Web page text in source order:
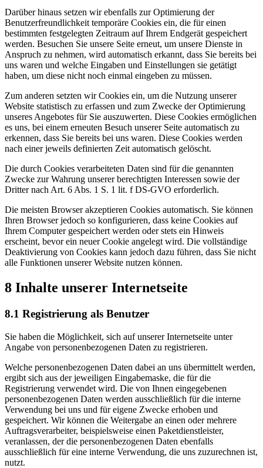
Darüber hinaus setzen wir ebenfalls zur Optimierung der
Benutzerfreundlichkeit temporäre Cookies ein, die für einen
bestimmten festgelegten Zeitraum auf Ihrem Endgerät gespeichert
werden. Besuchen Sie unsere Seite erneut, um unsere Dienste in
Anspruch zu nehmen, wird automatisch erkannt, dass Sie bereits bei
uns waren und welche Eingaben und Einstellungen sie getätigt
haben, um diese nicht noch einmal eingeben zu müssen.
Zum anderen setzten wir Cookies ein, um die Nutzung unserer
Website statistisch zu erfassen und zum Zwecke der Optimierung
unseres Angebotes für Sie auszuwerten. Diese Cookies ermöglichen
es uns, bei einem erneuten Besuch unserer Seite automatisch zu
erkennen, dass Sie bereits bei uns waren. Diese Cookies werden
nach einer jeweils definierten Zeit automatisch gelöscht.
Die durch Cookies verarbeiteten Daten sind für die genannten
Zwecke zur Wahrung unserer berechtigten Interessen sowie der
Dritter nach Art. 6 Abs. 1 S. 1 lit. f DS-GVO erforderlich.
Die meisten Browser akzeptieren Cookies automatisch. Sie können
Ihren Browser jedoch so konfigurieren, dass keine Cookies auf
Ihrem Computer gespeichert werden oder stets ein Hinweis
erscheint, bevor ein neuer Cookie angelegt wird. Die vollständige
Deaktivierung von Cookies kann jedoch dazu führen, dass Sie nicht
alle Funktionen unserer Website nutzen können.
8 Inhalte unserer Internetseite
8.1 Registrierung als Benutzer
Sie haben die Möglichkeit, sich auf unserer Internetseite unter
Angabe von personenbezogenen Daten zu registrieren.
Welche personenbezogenen Daten dabei an uns übermittelt werden,
ergibt sich aus der jeweiligen Eingabemaske, die für die
Registrierung verwendet wird. Die von Ihnen eingegebenen
personenbezogenen Daten werden ausschließlich für die interne
Verwendung bei uns und für eigene Zwecke erhoben und
gespeichert. Wir können die Weitergabe an einen oder mehrere
Auftragsverarbeiter, beispielsweise einen Paketdienstleister,
veranlassen, der die personenbezogenen Daten ebenfalls
ausschließlich für eine interne Verwendung, die uns zuzurechnen ist,
nutzt.